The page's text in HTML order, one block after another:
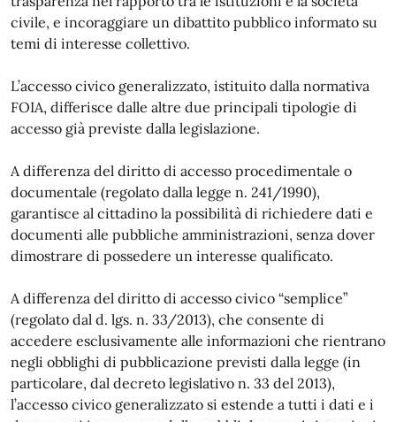
civile, e incoraggiare un dibattito pubblico informato su
temi di interesse collettivo.
L’accesso civico generalizzato, istituito dalla normativa
FOIA, differisce dalle altre due principali tipologie di
accesso già previste dalla legislazione.
A differenza del diritto di accesso procedimentale o
documentale (regolato dalla legge n. 241/1990),
garantisce al cittadino la possibilità di richiedere dati e
documenti alle pubbliche amministrazioni, senza dover
dimostrare di possedere un interesse qualificato.
A differenza del diritto di accesso civico “semplice”
(regolato dal d. lgs. n. 33/2013), che consente di
accedere esclusivamente alle informazioni che rientrano
negli obblighi di pubblicazione previsti dalla legge (in
particolare, dal decreto legislativo n. 33 del 2013),
l’accesso civico generalizzato si estende a tutti i dati e i